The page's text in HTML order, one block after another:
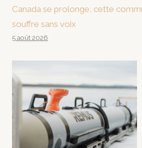
Canada se prolonge, cette
souffre sans voix
5 août 2026